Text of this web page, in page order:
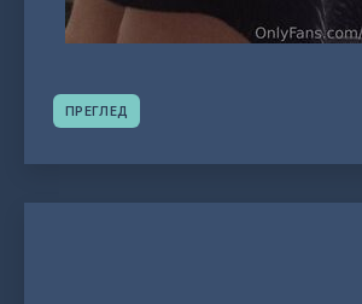
ПРЕГЛЕД